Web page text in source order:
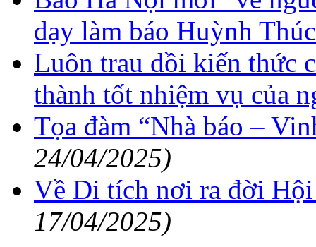
dạy làm báo Huỳnh
Luôn trau dồi kiến thức
thành tốt nhiệm vụ của
Tọa đàm “Nhà báo –
24/04/2025)
Về Di tích nơi ra đời
17/04/2025)